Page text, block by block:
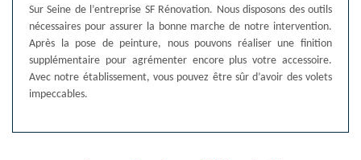
Sur Seine de l’entreprise SF Rénovation. Nous disposons des outils
nécessaires pour assurer la bonne marche de notre intervention.
Après la pose de peinture, nous pouvons réaliser une finition
supplémentaire pour agrémenter encore plus votre accessoire.
Avec notre établissement, vous pouvez être sûr d’avoir des volets
impeccables.